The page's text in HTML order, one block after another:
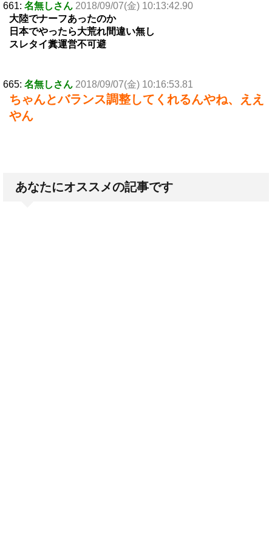
661: 名無しさん 2018/09/07(金) 10:13:42.90
大陸でナーフあったのか
日本でやったら大荒れ間違い無し
スレタイ糞運営不可避
665: 名無しさん 2018/09/07(金) 10:16:53.81
ちゃんとバランス調整してくれるんやね、ええ
やん
あなたにオススメの記事です